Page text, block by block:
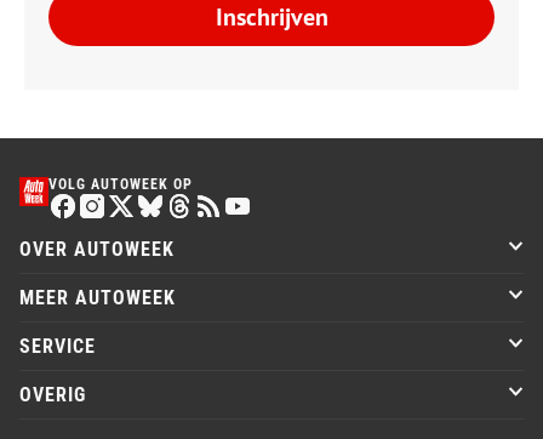
Inschrijven
VOLG AUTOWEEK OP
OVER AUTOWEEK
MEER AUTOWEEK
SERVICE
OVERIG